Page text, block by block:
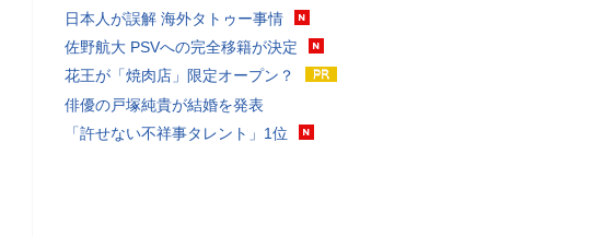
日本人が誤解 海外タトゥー事情
佐野航大 PSVへの完全移籍が決定
花王が「焼肉店」限定オープン？
俳優の戸塚純貴が結婚を発表
「許せない不祥事タレント」1位